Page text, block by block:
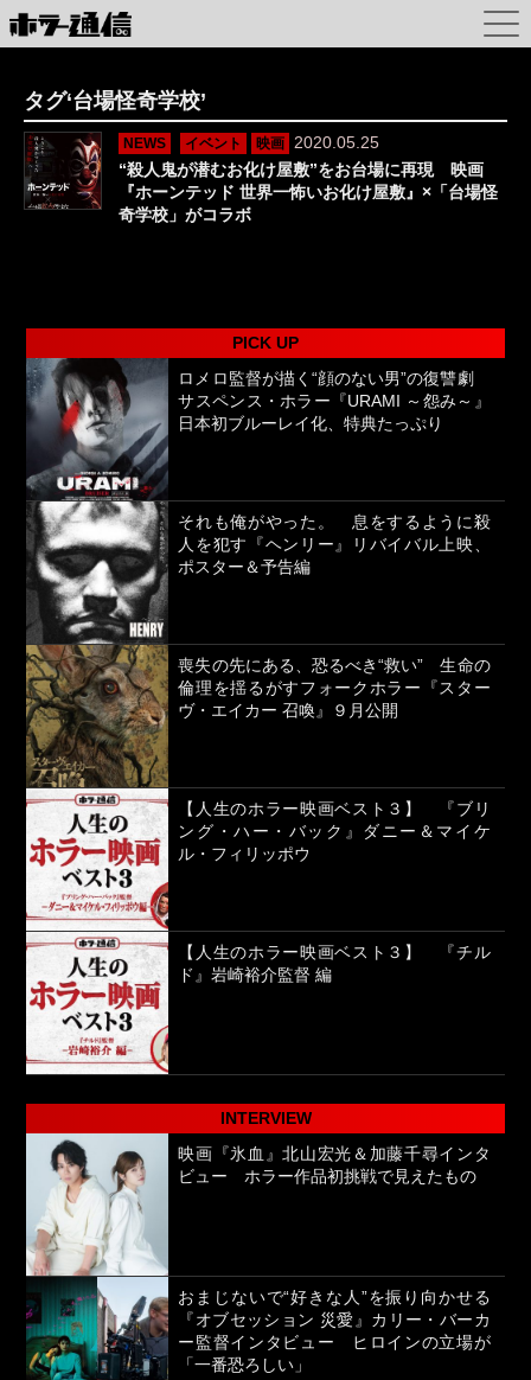
タグ‘台場怪奇学校’
NEWS イベント 映画
2020.05.25
“殺人鬼が潜むお化け屋敷”をお台場に再現 映画
『ホーンテッド 世界一怖いお化け屋敷』×「台場怪
奇学校」がコラボ
PICK UP
ロメロ監督が描く“顔のない男”の復讐劇
サスペンス・ホラー『URAMI ～怨み～』
日本初ブルーレイ化、特典たっぷり
それも俺がやった。 息をするように殺
人を犯す『ヘンリー』リバイバル上映、
ポスター＆予告編
喪失の先にある、恐るべき“救い” 生命の
倫理を揺るがすフォークホラー『スター
ヴ・エイカー 召喚』９月公開
【人生のホラー映画ベスト３】 『ブリ
ング・ハー・バック』ダニー＆マイケ
ル・フィリッポウ
【人生のホラー映画ベスト３】 『チル
ド』岩崎裕介監督 編
INTERVIEW
映画『氷血』北山宏光＆加藤千尋インタ
ビュー ホラー作品初挑戦で見えたもの
おまじないで“好きな人”を振り向かせる
『オブセッション 災愛』カリー・バーカ
ー監督インタビュー ヒロインの立場が
「一番恐ろしい」